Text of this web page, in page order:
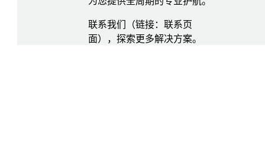
联系我们（链接：联系页
面），探索更多解决方案。